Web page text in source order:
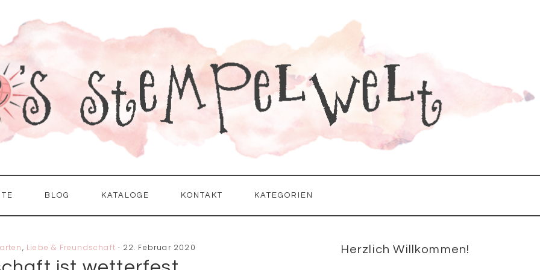
BLOG KATALOGE KONTAKT KATEGORIEN
, Liebe & Freundschaft · 22. Februar 2020 Seitenspalte
Herzlich Willkommen!